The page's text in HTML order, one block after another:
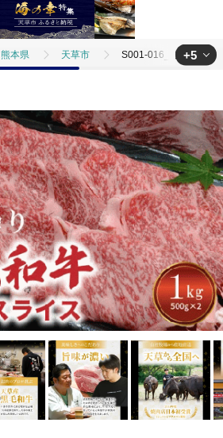
熊本県 天草市 S001-016_熊本県天草
S001-016_熊本県天草産 霜降り 黒毛和牛 ロ
博多和牛 S001-016_熊本県天草産 霜
すき焼き(牛肉) S001-016_熊本県天草
しゃぶしゃぶ(牛肉) S001-016_熊本県
+5